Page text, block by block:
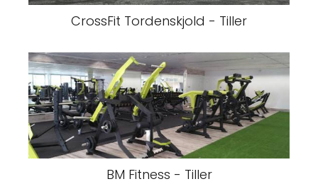
CrossFit Tordenskjold - Tiller
BM Fitness - Tiller